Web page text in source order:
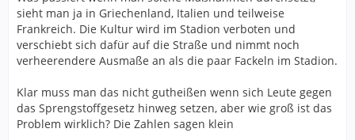
sieht man ja in Griechenland, Italien und teilweise
Frankreich. Die Kultur wird im Stadion verboten und
verschiebt sich dafür auf die Straße und nimmt noch
verheerendere Ausmaße an als die paar Fackeln im Stadion.
Klar muss man das nicht gutheißen wenn sich Leute gegen
das Sprengstoffgesetz hinweg setzen, aber wie groß ist das
Problem wirklich? Die Zahlen sagen klein